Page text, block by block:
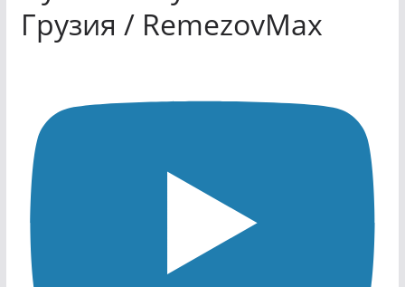
Грузия / RemezovMax